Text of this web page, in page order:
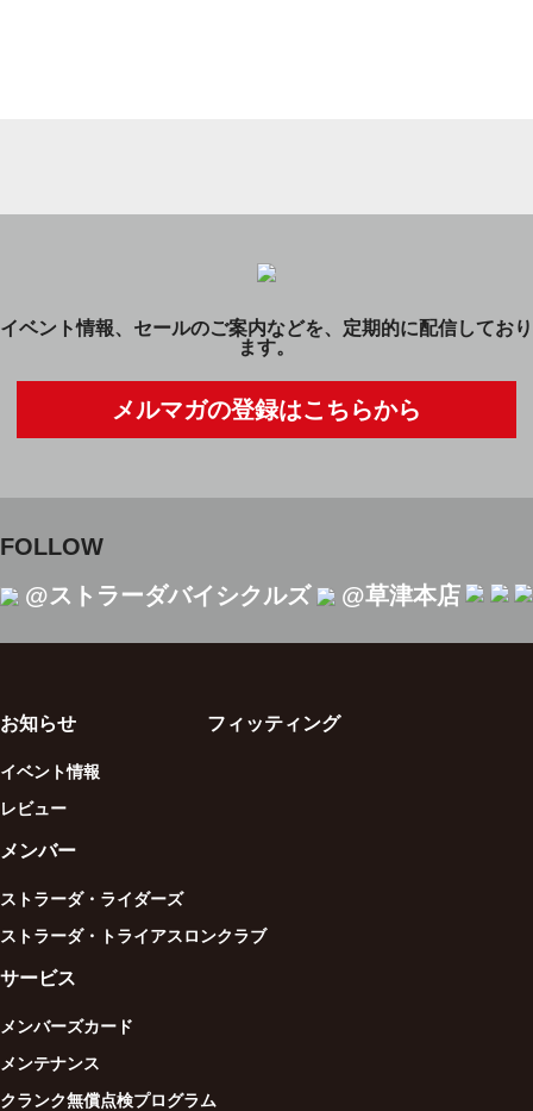
イベント情報、セールのご案内などを、定期的に配信しており
ます。
メルマガの登録はこちらから
FOLLOW
@ストラーダバイシクルズ
@草津本店
お知らせ
イベント情報
レビュー
フィッティング
メンバー
ストラーダ・ライダーズ
ストラーダ・トライアスロンクラブ
サービス
メンバーズカード
メンテナンス
クランク無償点検プログラム